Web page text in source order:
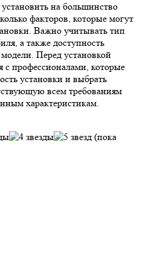
на большинство
факторов, которые могут
Важно учитывать тип
а также доступность
Перед установкой
с профессионалами, которые
установки и выбрать
всем требованиям
характеристикам.
(пока